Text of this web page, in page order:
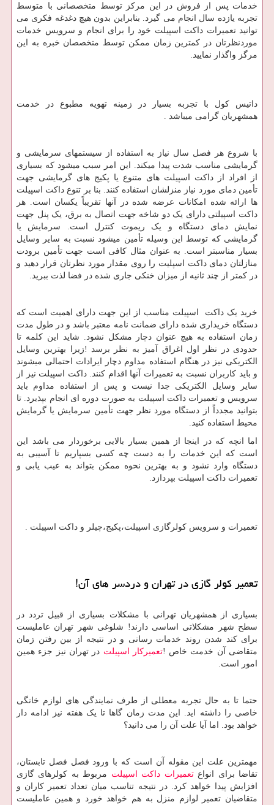
خدمات پس از فروش در این مرکز توسط متخصصانی با متوسط
تجربه یازده سال انجام می گیرد. بنابراین بدون هیچ دغدغه فکری می
توانید تعمیرات داکت اسپیلت خود را برای انجام و سرویس خدمات
موردنظرتان در کمترین زمان ممکن توسط متخصصان خبره به این
مرگز واگذار نمایید.
داتیس کول با تجربه بسیار در زمینه تهویه مطبوع در خدمت
همشهریان گرامی میباشد .
با شروع هر فصل سال نیاز به استفاده از سیستمهای سرمایشی و
گرمایشی مناسب شدت پیدا میکند. این امر سبب میشود که بسیاری
از افراد از داکت اسپیلت های متنوع یا پکیج های گرمایشی جهت
تأمین دمای مورد نیاز منزلشان استفاده کنند. بنا بر تنوع داکت اسپیلت
ها ارائه شده امکانات عرضه شده در آنها تقریباً یکسان است. هر
داکت اسپیلتی دارای یک دو شاخه جهت اتصال به برق، یک پنل جهت
نمایش دمای دستگاه و یک ریموت کنترل است. سرمایش یا
گرمایشی که توسط این وسیله تأمین میشود نسبت به سایر وسایل
بسیار مناسبتر است. به عنوان مثال کافی است جهت تأمین برودت
منازلتان دمای داکت اسپلیت را روی مقدار مورد نظرتان قرار دهید و
در کمتر از چند ثانیه از میزان خنکی جاری شده در فضا لذت ببرید.
خرید یک داکت اسپیلت مناسب از این جهت دارای اهمیت است که
دستگاه خریداری شده دارای ضمانت نامه معتبر باشد و در طول مدت
زمان استفاده به هیچ عنوان دچار مشکل نشود. شاید این کلمه تا
حدودی در نظر اول اغراق آمیز به نظر برسد !زیرا بهترین وسایل
الکتریکی نیز در هنگام استفاده مداوم دچار ایرادات احتمالی میشوند
و باید کاربران نسبت به تعمیرات آنها اقدام کنند. داکت اسپیلت نیز از
سایر وسایل الکتریکی جدا نیست و پس از استفاده مداوم باید
سرویس و تعمیرات داکت اسپیلت به صورت دوره ای انجام بپذیرد. تا
بتوانید مجدداً از دستگاه مورد نظر جهت تأمین سرمایش یا گرمایش
محیط استفاده کنید.
اما انچه که در اینجا از همین بسیار بالایی برخوردار می باشد این
است که این خدمات را به دست چه کسی بسپاریم تا آسیبی به
دستگاه وارد نشود و به بهترین نحوه ممکن بتواند به عیب یابی و
تعمیرات داکت اسپیلت بپردازد.
تعمیرات و سرویس کولرگازی اسپیلت،پکیج،چیلر و داکت اسپیلت .
تعمیر کولر گازی در تهران و دردسر های آن!
بسیاری از همشهریان تهرانی با مشکلات بسیاری از قبیل تردد در
سطح شهر مشکلاتی اساسی دارند! شلوغی شهر تهران عاملیست
برای کند شدن روند خدمات رسانی و در نتیجه از بین رفتن زمان
متقاضی آن خدمت خاص !تعمیرکار اسپیلت در تهران نیز جزء همین
امور است.
حتما تا به حال تجربه معطلی از طرف نمایندگی های لوازم خانگی
خاصی را داشته اید. این مدت زمان گاها تا یک هفته نیز ادامه دار
خواهد بود. اما آیا علت آن را می دانید؟
مهمترین علت این مقوله آن است که با ورود فصل فصل تابستان،
تقاضا برای انواعتعمیرات داکت اسپیلت مربوط به کولرهای گازی
افزایش پیدا خواهد کرد. در نتیجه تناسب میان تعداد تعمیر کاران و
متقاضیان تعمیر لوازم منزل به هم خواهد خورد و همین عاملیست